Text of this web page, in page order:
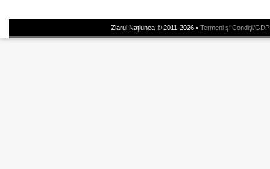
Ziarul Naţiunea ® 2011-2026 • Termeni şi Condiţii/